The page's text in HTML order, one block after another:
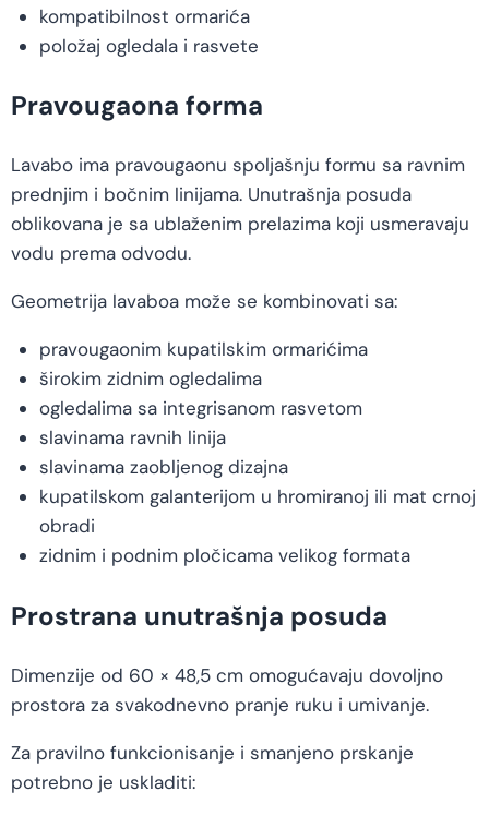
kompatibilnost ormarića
položaj ogledala i rasvete
Pravougaona forma
Lavabo ima pravougaonu spoljašnju formu sa ravnim
prednjim i bočnim linijama. Unutrašnja posuda
oblikovana je sa ublaženim prelazima koji usmeravaju
vodu prema odvodu.
Geometrija lavaboa može se kombinovati sa:
pravougaonim kupatilskim ormarićima
širokim zidnim ogledalima
ogledalima sa integrisanom rasvetom
slavinama ravnih linija
slavinama zaobljenog dizajna
kupatilskom galanterijom u hromiranoj ili mat crnoj
obradi
zidnim i podnim pločicama velikog formata
Prostrana unutrašnja posuda
Dimenzije od 60 × 48,5 cm omogućavaju dovoljno
prostora za svakodnevno pranje ruku i umivanje.
Za pravilno funkcionisanje i smanjeno prskanje
potrebno je uskladiti: